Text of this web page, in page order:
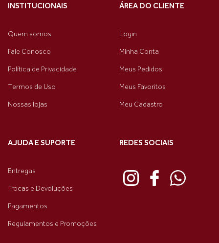
INSTITUCIONAIS
Quem somos
Fale Conosco
Política de Privacidade
Termos de Uso
Nossas lojas
ÁREA DO CLIENTE
Login
Minha Conta
Meus Pedidos
Meus Favoritos
Meu Cadastro
AJUDA E SUPORTE
Entregas
Trocas e Devoluções
Pagamentos
Regulamentos e Promoções
REDES SOCIAIS